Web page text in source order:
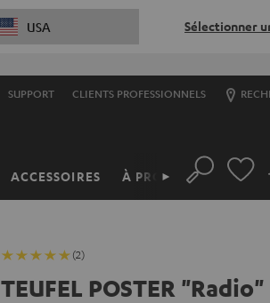
USA Sélectionner
SUPPORT CLIENTS PROFESSIONNELS
ACCESSOIRES À PROPOS
► Rechercher
(2)
TEUFEL POSTER "Radio"